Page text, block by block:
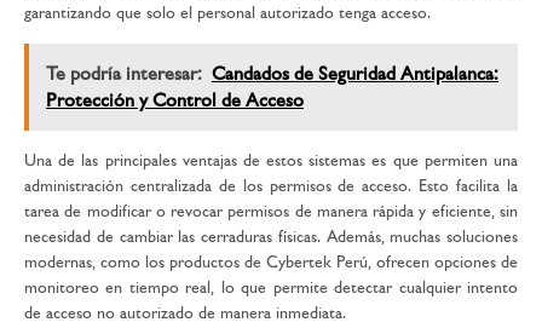
garantizando que solo el personal autorizado tenga acceso.
Te podría interesar: Candados de Seguridad Antipalanca:
Protección y Control de Acceso
Una de las principales ventajas de estos sistemas es que permiten una
administración centralizada de los permisos de acceso. Esto facilita la
tarea de modificar o revocar permisos de manera rápida y eficiente, sin
necesidad de cambiar las cerraduras físicas. Además, muchas soluciones
modernas, como los productos de Cybertek Perú, ofrecen opciones de
monitoreo en tiempo real, lo que permite detectar cualquier intento
de acceso no autorizado de manera inmediata.